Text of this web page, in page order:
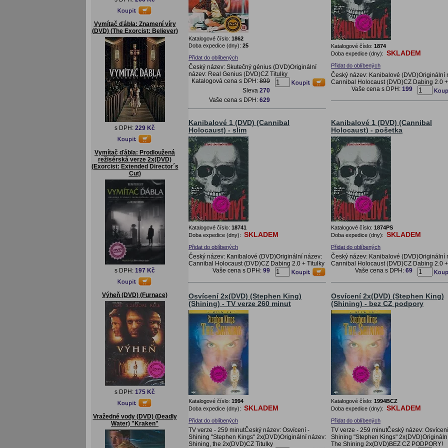
Vymítač ďábla: Znamení víry
(DVD) (The Exorcist: Believer)
s DPH: 229 Kč
Vymítač ďábla: Prodloužená
režisérská verze 2x(DVD)
(Exorcist: Extended Director´s
Cut)
s DPH: 197 Kč
Výheň (DVD) (Furnace)
s DPH: 175 Kč
Vražedné vody (DVD) (Deadly
Water) "Kraken"
Katalogové číslo: 1862
Doba expedice (dny): 25
Přidat do oblíbených
Český název: Skutečný génius (DVD)Originální
název: Real Genius (DVD)CZ Titulky
Katalogová cena s DPH: 899
Sleva 270
Vaše cena s DPH: 629
Katalogové číslo: 1874
Doba expedice (dny): SKLADEM
Přidat do oblíbených
Český název: Kanibalové (DVD)Originální
Cannibal Holocaust (DVD)CZ Dabing 2.0
Vaše cena s DPH: 199
Kanibalové 1 (DVD) (Cannibal
Holocaust) - slim
Katalogové číslo: 18741
Doba expedice (dny): SKLADEM
Přidat do oblíbených
Český název: Kanibalové (DVD)Originální název:
Cannibal Holocaust (DVD)CZ Dabing 2.0 + Titulky
Vaše cena s DPH: 99
Kanibalové 1 (DVD) (Cannibal
Holocaust) - pošetka
Katalogové číslo: 1874PS
Doba expedice (dny): SKLADEM
Přidat do oblíbených
Český název: Kanibalové (DVD)Originální
Cannibal Holocaust (DVD)CZ Dabing 2.0
Vaše cena s DPH: 69
Osvícení 2x(DVD) (Stephen King)
(Shining) - TV verze 260 minut
Katalogové číslo: 1994
Doba expedice (dny): SKLADEM
Přidat do oblíbených
TV verze - 259 minutČeský název: Osvícení -
Shining "Stephen Kings" 2x(DVD)Originální název:
Shining, the 2x(DVD)CZ Titulky
Osvícení 2x(DVD) (Stephen King)
(Shining) - bez CZ podpory
Katalogové číslo: 1994BCZ
Doba expedice (dny): SKLADEM
Přidat do oblíbených
TV verze - 259 minutČeský název:
Shining "Stephen Kings"
The Shining 2x(DVD)BEZ CZ PODPORY!